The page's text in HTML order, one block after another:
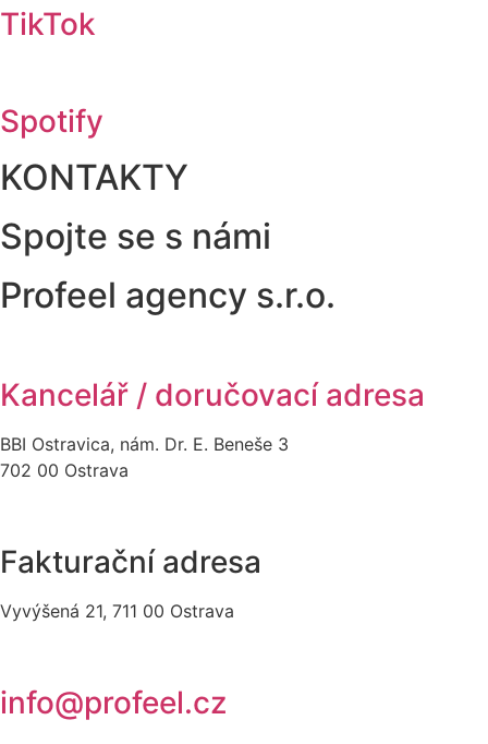
TikTok
Spotify
KONTAKTY
Spojte se s námi
Profeel agency s.r.o.
Kancelář / doručovací adresa
BBI Ostravica, nám. Dr. E. Beneše 3
702 00 Ostrava
Fakturační adresa
Vyvýšená 21, 711 00 Ostrava
info@profeel.cz